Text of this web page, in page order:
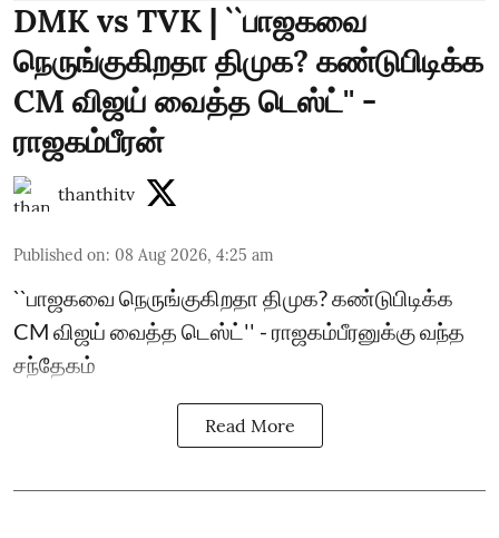
DMK vs TVK | ``பாஜகவை
நெருங்குகிறதா திமுக? கண்டுபிடிக்க
CM விஜய் வைத்த டெஸ்ட்'' -
ராஜகம்பீரன்
thanthitv
Published on: 08 Aug 2026, 4:25 am
``பாஜகவை நெருங்குகிறதா திமுக? கண்டுபிடிக்க
CM விஜய் வைத்த டெஸ்ட்'' - ராஜகம்பீரனுக்கு வந்த
சந்தேகம்
Read More